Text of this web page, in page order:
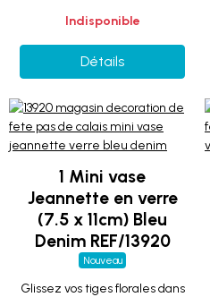
Indisponible
Détails
1 Mini vase
Jeannette en verre
(7.5 x 11cm) Bleu
Denim REF/13920
Nouveau
Glissez vos tiges florales dans